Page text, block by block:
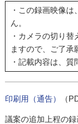
・この録画映像
ん。
・カメラの切り
ますので、ご了承
・記載内容は、質
印刷用（通告） （
議案の追加上程の